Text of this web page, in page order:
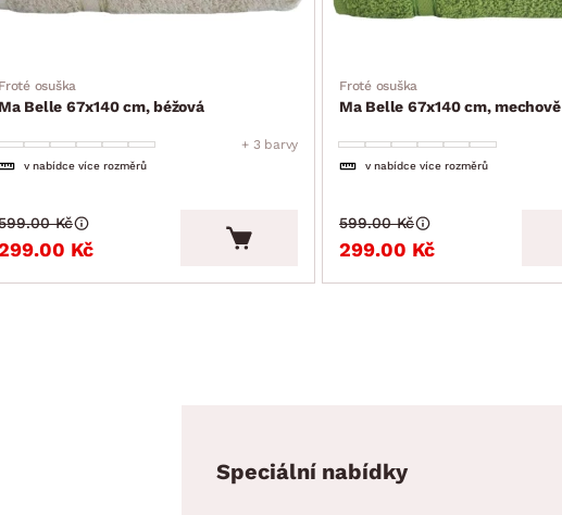
Froté osuška
Ma Belle 67x140 cm, béžová
+ 3 barvy
v nabídce více rozměrů
Kč
Kč
Froté osuška
Ma Belle 67x140 cm,
v nabídce více rozměrů
299.00 Kč
599.00 Kč
Speciální nabídky